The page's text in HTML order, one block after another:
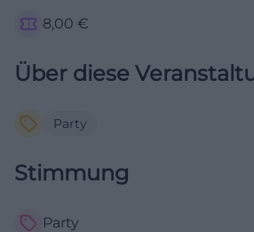
8,00 €
Über diese
Party
Stimmung
Party